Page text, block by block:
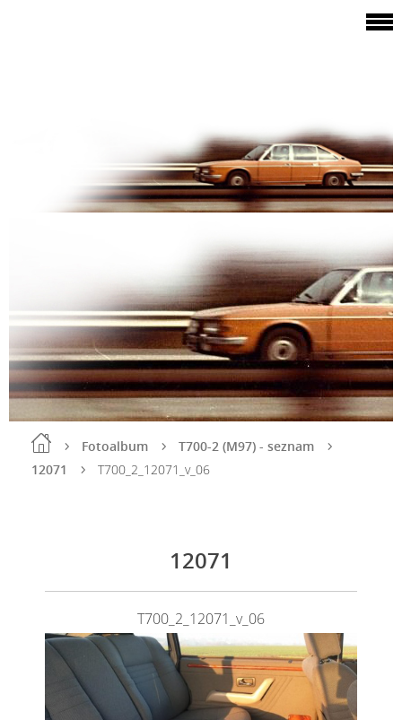
Fotoalbum
T700-2 (M97) - seznam
12071
T700_2_12071_v_06
12071
T700_2_12071_v_06